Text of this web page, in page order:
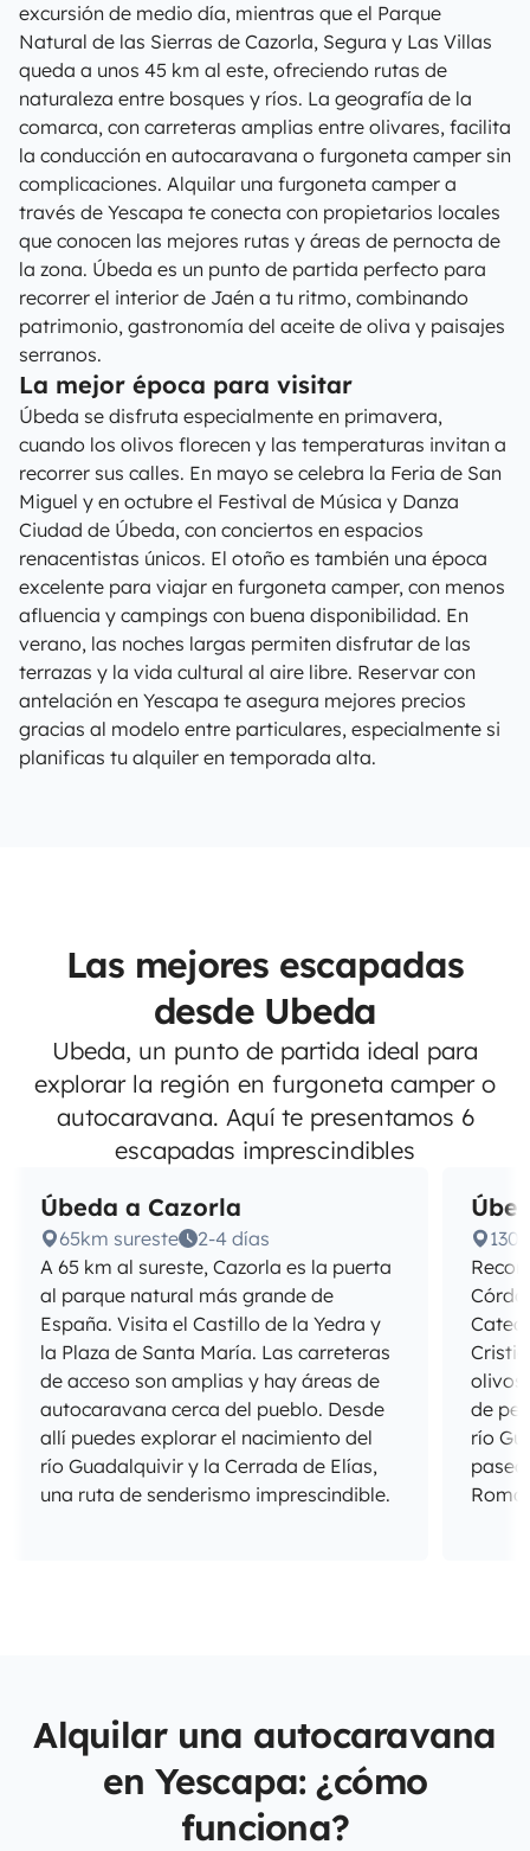
excursión de medio día, mientras que el Parque
Natural de las Sierras de Cazorla, Segura y Las Villas
queda a unos 45 km al este, ofreciendo rutas de
naturaleza entre bosques y ríos. La geografía de la
comarca, con carreteras amplias entre olivares, facilita
la conducción en autocaravana o furgoneta camper sin
complicaciones. Alquilar una furgoneta camper a
través de Yescapa te conecta con propietarios locales
que conocen las mejores rutas y áreas de pernocta de
la zona. Úbeda es un punto de partida perfecto para
recorrer el interior de Jaén a tu ritmo, combinando
patrimonio, gastronomía del aceite de oliva y paisajes
serranos.
La mejor época para visitar
Úbeda se disfruta especialmente en primavera,
cuando los olivos florecen y las temperaturas invitan a
recorrer sus calles. En mayo se celebra la Feria de San
Miguel y en octubre el Festival de Música y Danza
Ciudad de Úbeda, con conciertos en espacios
renacentistas únicos. El otoño es también una época
excelente para viajar en furgoneta camper, con menos
afluencia y campings con buena disponibilidad. En
verano, las noches largas permiten disfrutar de las
terrazas y la vida cultural al aire libre. Reservar con
antelación en Yescapa te asegura mejores precios
gracias al modelo entre particulares, especialmente si
planificas tu alquiler en temporada alta.
Las mejores escapadas
desde Ubeda
Ubeda, un punto de partida ideal para
explorar la región en furgoneta camper o
autocaravana. Aquí te presentamos 6
escapadas imprescindibles
Úbeda a Cazorla
65km sureste
2-4 días
A 65 km al sureste, Cazorla es la puerta
al parque natural más grande de
España. Visita el Castillo de la Yedra y
la Plaza de Santa María. Las carreteras
de acceso son amplias y hay áreas de
autocaravana cerca del pueblo. Desde
allí puedes explorar el nacimiento del
río Guadalquivir y la Cerrada de Elías,
una ruta de senderismo imprescindible.
olivos
de
río
Alquilar una autocaravana
en Yescapa: ¿cómo
funciona?